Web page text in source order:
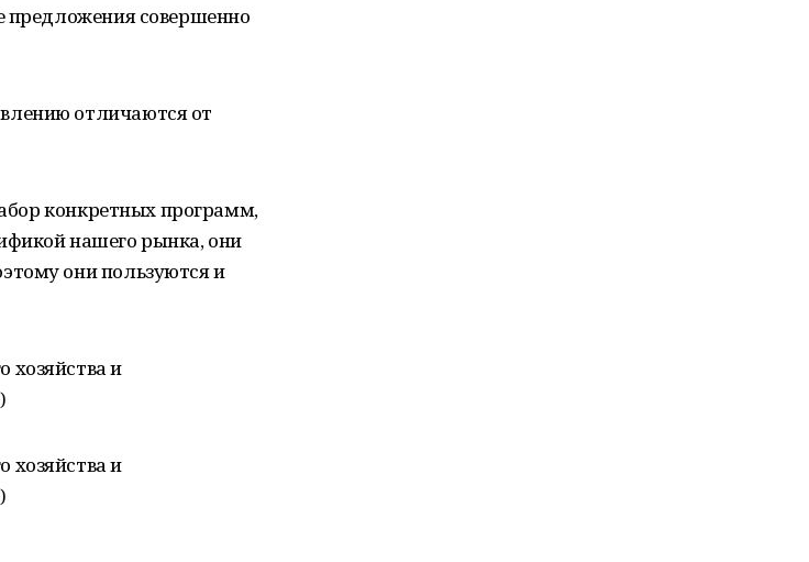
предложения совершенно
отличаются от
конкретных программ,
нашего рынка, они
они пользуются и
хозяйства и
хозяйства и